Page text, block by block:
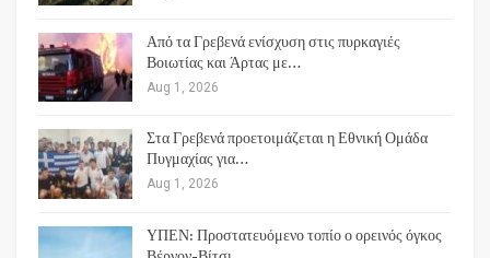
Από τα Γρεβενά ενίσχυση στις πυρκαγιές
Βοιωτίας και Άρτας με…
Aug 1, 2026
Στα Γρεβενά προετοιμάζεται η Εθνική Ομάδα
Πυγμαχίας για…
Aug 1, 2026
ΥΠΕΝ: Προστατευόμενο τοπίο ο ορεινός όγκος